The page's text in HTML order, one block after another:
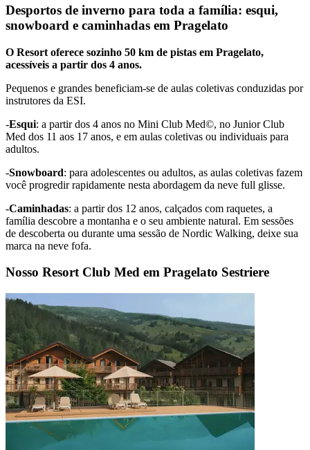
Desportos de inverno para toda a família: esqui,
snowboard e caminhadas em Pragelato
O Resort oferece sozinho 50 km de pistas em Pragelato,
acessíveis a partir dos 4 anos.
Pequenos e grandes beneficiam-se de aulas coletivas conduzidas por
instrutores da ESI.
-Esqui: a partir dos 4 anos no Mini Club Med©, no Junior Club
Med dos 11 aos 17 anos, e em aulas coletivas ou individuais para
adultos.
-Snowboard: para adolescentes ou adultos, as aulas coletivas fazem
você progredir rapidamente nesta abordagem da neve full glisse.
-Caminhadas: a partir dos 12 anos, calçados com raquetes, a
família descobre a montanha e o seu ambiente natural. Em sessões
de descoberta ou durante uma sessão de Nordic Walking, deixe sua
marca na neve fofa.
Nosso Resort Club Med em Pragelato Sestriere